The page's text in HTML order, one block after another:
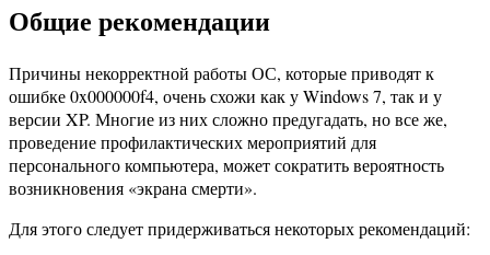
Общие рекомендации
Причины некорректной работы ОС, которые приводят к
ошибке 0x000000f4, очень схожи как у Windows 7, так и у
версии XP. Многие из них сложно предугадать, но все же,
проведение профилактических мероприятий для
персонального компьютера, может сократить вероятность
возникновения «экрана смерти».
Для этого следует придерживаться некоторых рекомендаций: